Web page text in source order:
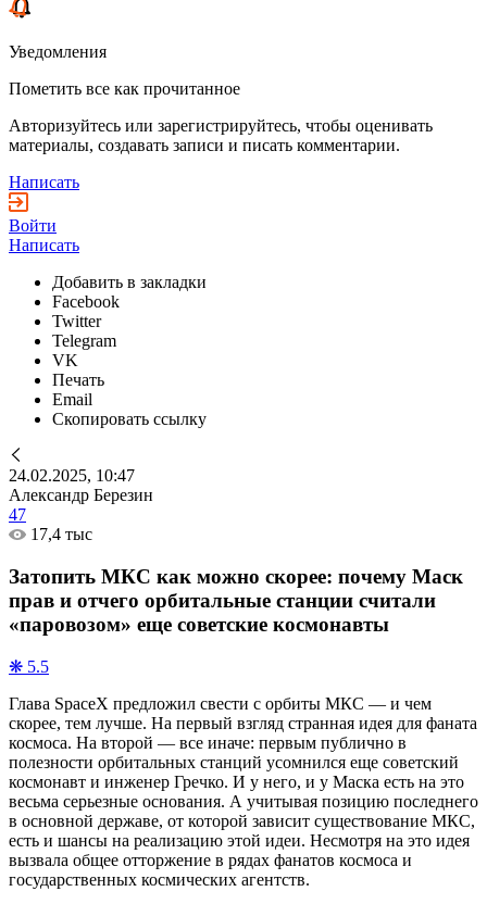
Уведомления
Пометить все как прочитанное
Авторизуйтесь или зарегистрируйтесь, чтобы оценивать
материалы, создавать записи и писать комментарии.
Написать
Войти
Написать
Добавить в закладки
Facebook
Twitter
Telegram
VK
Печать
Email
Скопировать ссылку
24.02.2025, 10:47
Александр Березин
47
17,4 тыс
Затопить МКС как можно скорее: почему Маск
прав и отчего орбитальные станции считали
«паровозом» еще советские космонавты
❋ 5.5
Глава SpaceX предложил свести с орбиты МКС — и чем
скорее, тем лучше. На первый взгляд странная идея для фаната
космоса. На второй — все иначе: первым публично в
полезности орбитальных станций усомнился еще советский
космонавт и инженер Гречко. И у него, и у Маска есть на это
весьма серьезные основания. А учитывая позицию последнего
в основной державе, от которой зависит существование МКС,
есть и шансы на реализацию этой идеи. Несмотря на это идея
вызвала общее отторжение в рядах фанатов космоса и
государственных космических агентств.